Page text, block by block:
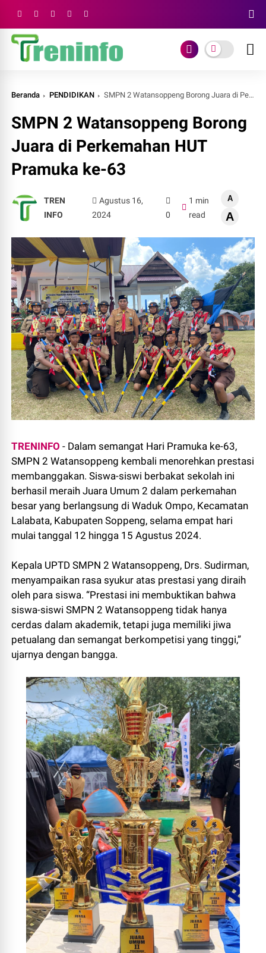
Beranda PENDIDIKAN SMPN 2 Watansoppeng Borong Juara di Perkemahan HUT Pramuka ke-63
SMPN 2 Watansoppeng Borong
Juara di Perkemahan HUT
Pramuka ke-63
TREN
INFO
Agustus 16,
2024
0
1 min
read
A
A
TRENINFO - Dalam semangat Hari Pramuka ke-63,
SMPN 2 Watansoppeng kembali menorehkan prestasi
membanggakan. Siswa-siswi berbakat sekolah ini
berhasil meraih Juara Umum 2 dalam perkemahan
besar yang berlangsung di Waduk Ompo, Kecamatan
Lalabata, Kabupaten Soppeng, selama empat hari
mulai tanggal 12 hingga 15 Agustus 2024.
Kepala UPTD SMPN 2 Watansoppeng, Drs. Sudirman,
menyampaikan rasa syukur atas prestasi yang diraih
oleh para siswa. “Prestasi ini membuktikan bahwa
siswa-siswi SMPN 2 Watansoppeng tidak hanya
cerdas dalam akademik, tetapi juga memiliki jiwa
petualang dan semangat berkompetisi yang tinggi,”
ujarnya dengan bangga.